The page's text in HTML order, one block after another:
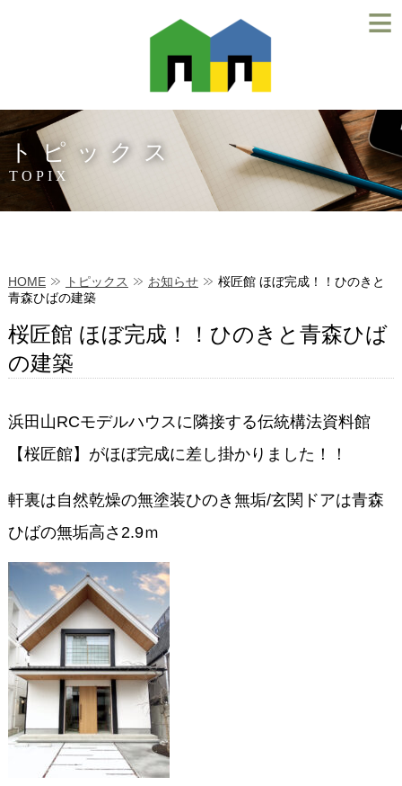
トピックス
TOPIX
HOME トピックス お知らせ
桜匠館 ほぼ完成！！ひのきと
青森ひばの建築
桜匠館 ほぼ完成！！ひのきと青森ひば
の建築
浜田山RCモデルハウスに隣接する伝統構法資料館
【桜匠館】がほぼ完成に差し掛かりました！！
軒裏は自然乾燥の無塗装ひのき無垢/玄関ドアは青森
ひばの無垢高さ2.9ｍ
≡